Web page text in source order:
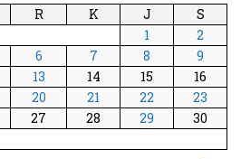
R K J
S
1
2
6 7 8
9
13 14 15
16
20 21 22
23
27 28 29
30